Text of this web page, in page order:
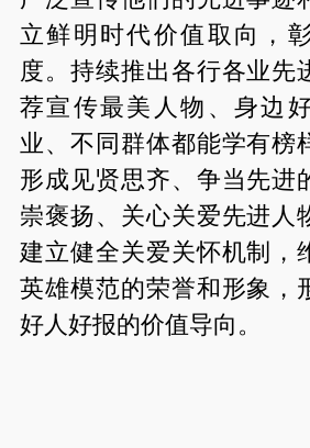
立鲜明时代价值取向，
度。持续推出各行各业先
荐宣传最美人物、身边
业、不同群体都能学有榜
形成见贤思齐、争当先进
崇褒扬、关心关爱先进人
建立健全关爱关怀机制，
英雄模范的荣誉和形象，
好人好报的价值导向。